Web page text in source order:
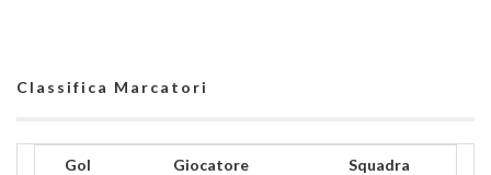
Classifica Marcatori
Gol Giocatore Squadra